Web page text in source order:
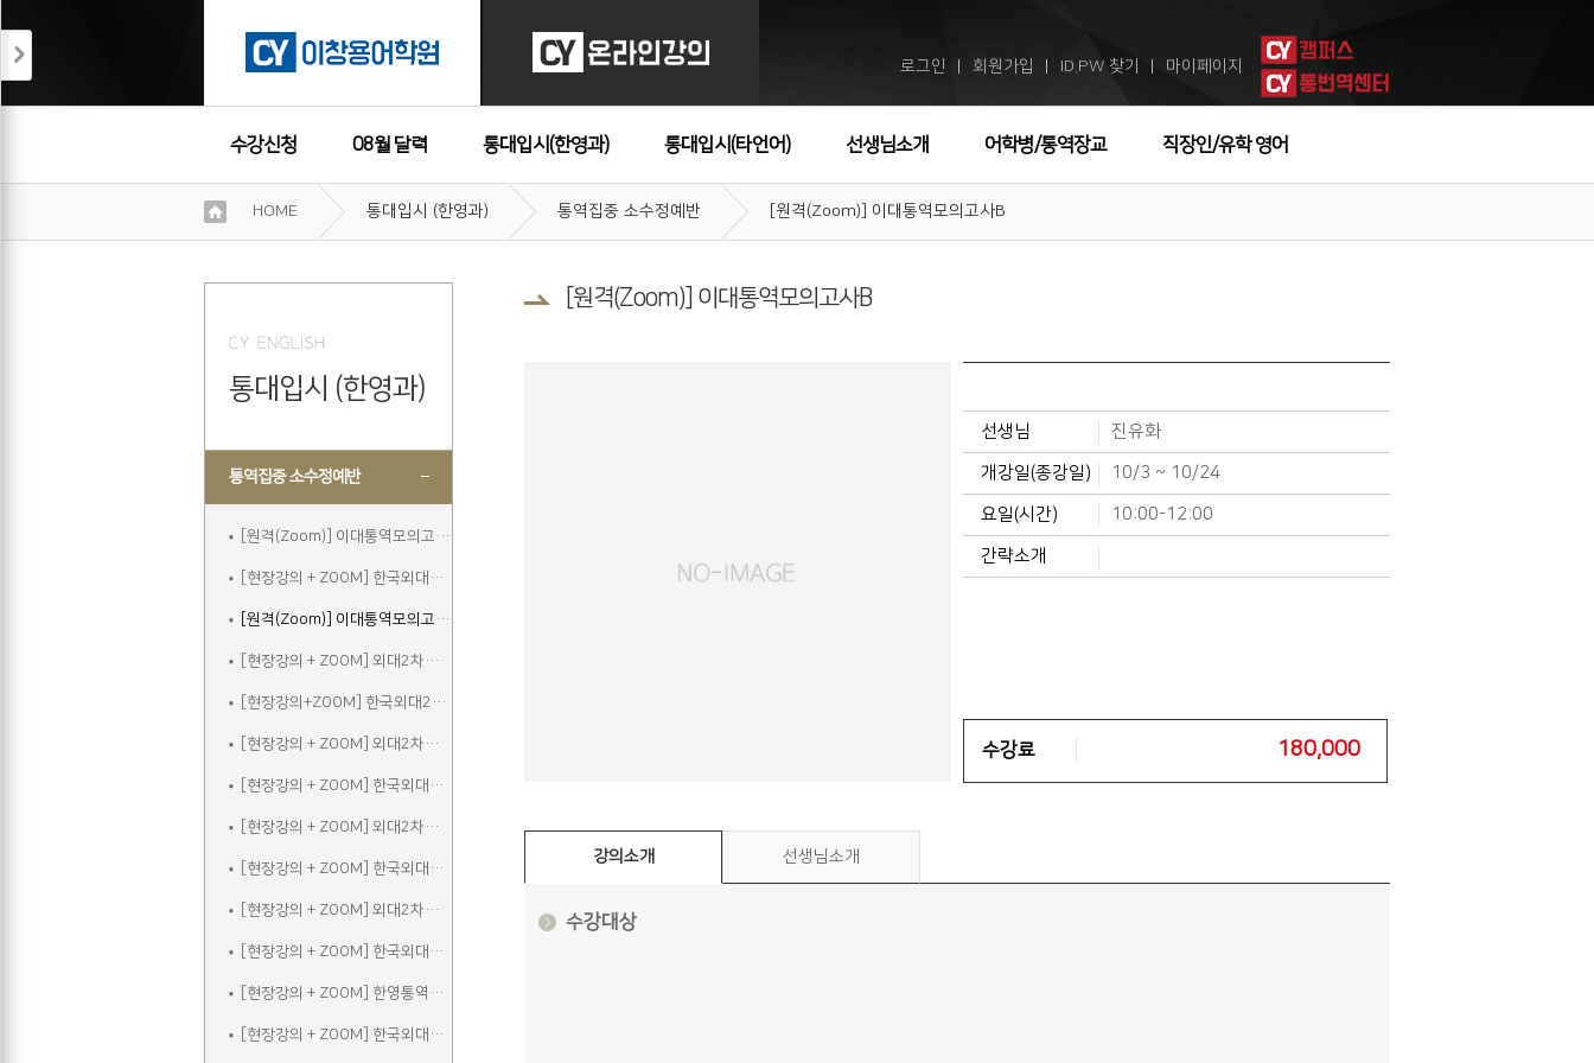
로그인 회원가입 ID.PW 찾기 마이페이지
수강신청 08월 달력 통대입시(한영과) 통대입시(타언어) 선생님소개 어학병/통역장교 직장인/유학 영어
수강후기
약
HOME 통대입시 (한영과) 통역집중 소수정예반 [원격(Zoom)] 이대통역모의고사B
통대입시 (한영과)
통역집중 소수정예반
[원격(Zoom)] 이대통역모의고사A
[현장강의 + ZOOM] 한국외대2차실전통역모의고사A
[원격(Zoom)] 이대통역모의고사B
[현장강의 + ZOOM] 외대2차모의고사A
[현장강의+ZOOM] 한국외대2차실전통역모의고사B
[현장강의 + ZOOM] 외대2차모의고사B
[현장강의 + ZOOM] 한국외대2차실전통역모의고사C
[현장강의 + ZOOM] 외대2차모의고사C
[현장강의 + ZOOM] 한국외대2차실전통역모의고사A_참관
[현장강의 + ZOOM] 외대2차모의고사D
[현장강의 + ZOOM] 한국외대2차실전통역모의고사B_참관
[현장강의 + ZOOM] 한영통역집중
[현장강의 + ZOOM] 한국외대2차실전통역모의고사C_참관
[원격(Zoom)] 이대통역모의고사B
선생님 진유화
개강일(종강일) 10/3 ~ 10/24
요일(시간) 10:00-12:00
간략소개
수강료 180,000
강의소개 선생님소개
수강대상